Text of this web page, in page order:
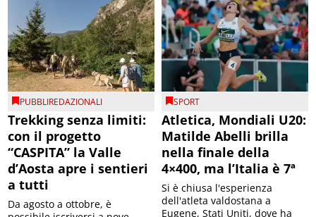
PUBBLIREDAZIONALI
Trekking senza limiti:
con il progetto
“CASPITA” la Valle
d’Aosta apre i sentieri
a tutti
Da agosto a ottobre, è
SPORT
Atletica, Mondiali U20:
Matilde Abelli brilla
nella finale della
4×400, ma l’Italia è 7ª
Si è chiusa l'esperienza
dell'atleta valdostana a
Eugene, Stati Uniti, dove ha